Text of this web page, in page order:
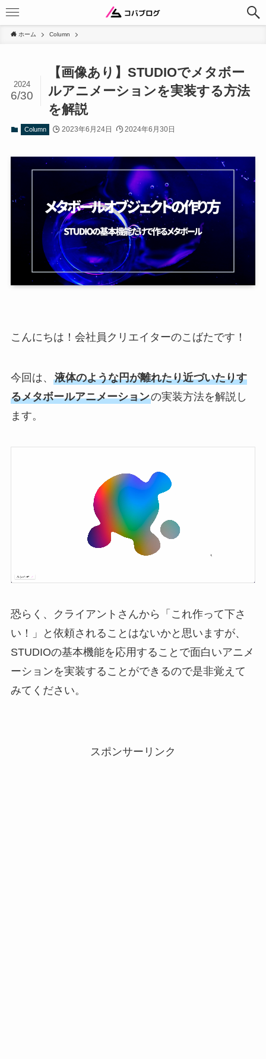
ホーム Column
【画像あり】STUDIOでメタボー
ルアニメーションを実装する方法
を解説
2024
6/30
Column 2023年6月24日 2024年6月30日
こんにちは！会社員クリエイターのこばたです！
今回は、 液体のような円が離れたり近づいたりす
るメタボールアニメーションの実装方法を解説し
ます。
恐らく、クライアントさんから「これ作って下さ
い！」と依頼されることはないかと思いますが、
STUDIOの基本機能を応用することで面白いアニメ
ーションを実装することができるので是非覚えて
みてください。
スポンサーリンク